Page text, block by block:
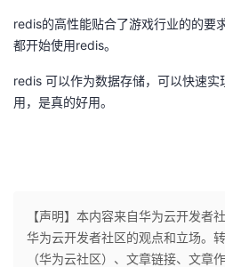
redis的高性能贴合了游戏行业的的要
都开始使用redis。
redis 可以作为数据存储，可以快速
用，是真的好用。
【声明】本内容来自华为云开发者
华为云开发者社区的观点和立场。
（华为云社区）、文章链接、文章